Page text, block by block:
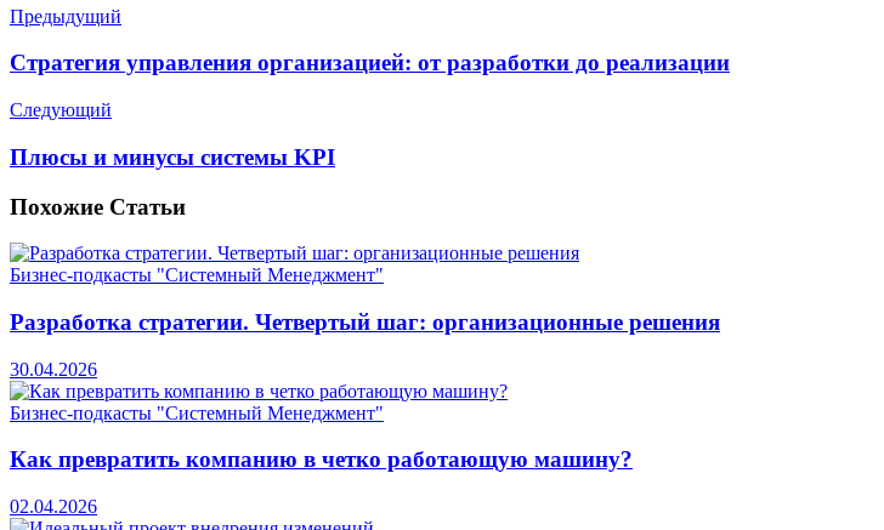
Предыдущий
Стратегия управления организацией: от разработки до реализации
Следующий
Плюсы и минусы системы KPI
Похожие Статьи
Бизнес-подкасты "Системный Менеджмент"
Разработка стратегии. Четвертый шаг: организационные решения
30.04.2026
Бизнес-подкасты "Системный Менеджмент"
Как превратить компанию в четко работающую машину?
02.04.2026